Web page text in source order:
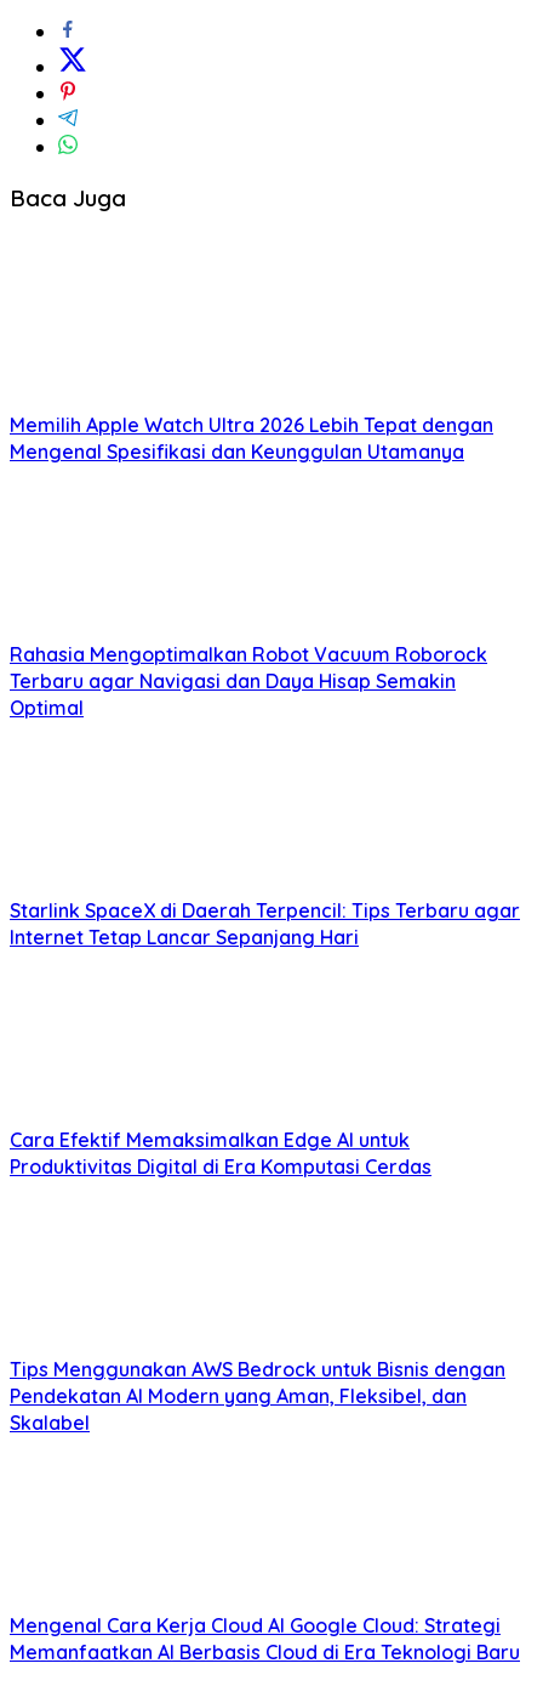
Baca Juga
Memilih Apple Watch Ultra 2026 Lebih Tepat dengan
Mengenal Spesifikasi dan Keunggulan Utamanya
Rahasia Mengoptimalkan Robot Vacuum Roborock
Terbaru agar Navigasi dan Daya Hisap Semakin
Optimal
Starlink SpaceX di Daerah Terpencil: Tips Terbaru agar
Internet Tetap Lancar Sepanjang Hari
Cara Efektif Memaksimalkan Edge AI untuk
Produktivitas Digital di Era Komputasi Cerdas
Tips Menggunakan AWS Bedrock untuk Bisnis dengan
Pendekatan AI Modern yang Aman, Fleksibel, dan
Skalabel
Mengenal Cara Kerja Cloud AI Google Cloud: Strategi
Memanfaatkan AI Berbasis Cloud di Era Teknologi Baru